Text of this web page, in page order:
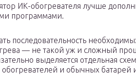
ИК-обогревателя лучше
программами.
последовательность
— не такой уж и сложный
выделяется отдельная
и обычных батарей